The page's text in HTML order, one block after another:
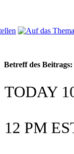
Betreff des Beitrags:
TODAY
12 PM